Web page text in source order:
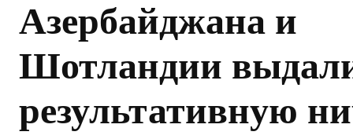
Азербайджана и
Шотландии
результативную